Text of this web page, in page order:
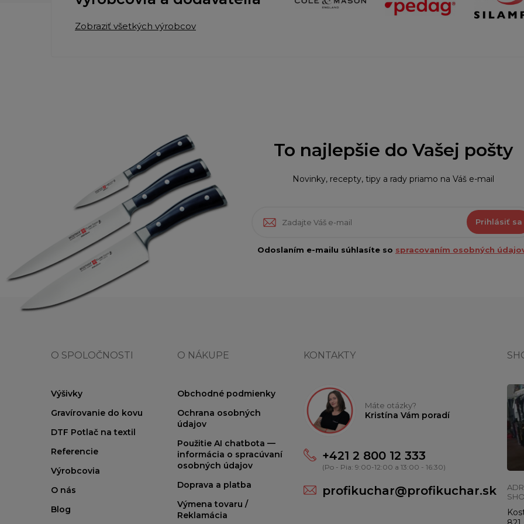
Zobraziť všetkých výrobcov
To najlepšie do Vašej pošty
Novinky, recepty, tipy a rady priamo na Váš e-mail
Prihlásiť sa
Odoslaním e-mailu súhlasíte so spracovaním osobných
O SPOLOČNOSTI
Výšivky
Gravírovanie do kovu
DTF Potlač na textil
Referencie
Výrobcovia
O nás
Blog
O NÁKUPE
Obchodné podmienky
Ochrana osobných
údajov
Použitie AI chatbota —
informácia o spracúvaní
osobných údajov
Doprava a platba
Výmena tovaru /
Reklamácia
KONTAKTY
Máte otázky?
Kristína Vám poradí
+421 2 800 12 333
(Po - Pia: 9:00-12:00 a 13:00 - 16:30)
profikuchar@profikuchar.sk